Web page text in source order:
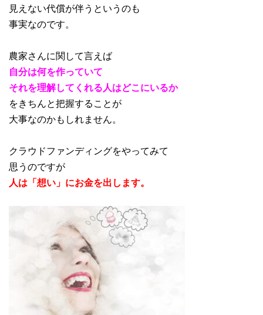
見えない代償が伴うというのも
事実なのです。
農家さんに関して言えば
自分は何を作っていて
それを理解してくれる人はどこにいるか
をきちんと把握することが
大事なのかもしれません。
クラウドファンディングをやってみて
思うのですが
人は「想い」にお金を出します。